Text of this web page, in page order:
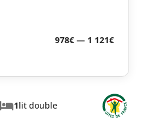
1lit double
978€ — 1 121€